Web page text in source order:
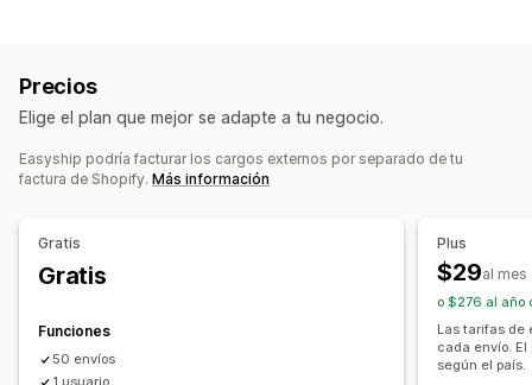
Etiquetas de devolución
Escaneo de códigos de barras
Listas de recogida
Seguro de envío Reglas de envío Fecha de entrega
Sincronización de pedidos Múltiples idiomas
Gestión de envíos
Seguimiento en tiempo real
Página de seguimiento de promoción de marca
Notificaciones de correo electrónico
Basado en la dimensión
Basado en la cantidad Basado en el peso Código postal
Múltiples zonas Múltiples orígenes
Páginas de seguimiento
Múltiples monedas
Precios
Elige el plan que mejor se adapte a tu negocio.
Easyship podría facturar los cargos externos por separado de tu
factura de Shopify. Más información
Gratis
Gratis
Funciones
50 envíos
Plus
$29al mes
o $276 al año
Las tarifas de
cada envío.
según el país.